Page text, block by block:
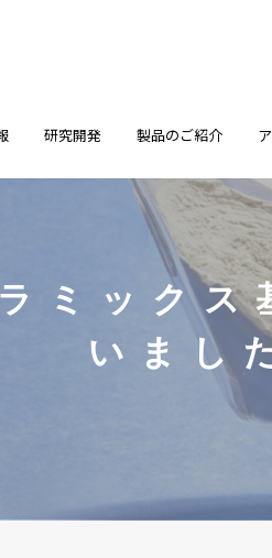
研究開発 製品のご紹介
ミック
いまし